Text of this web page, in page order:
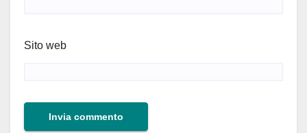
Sito web